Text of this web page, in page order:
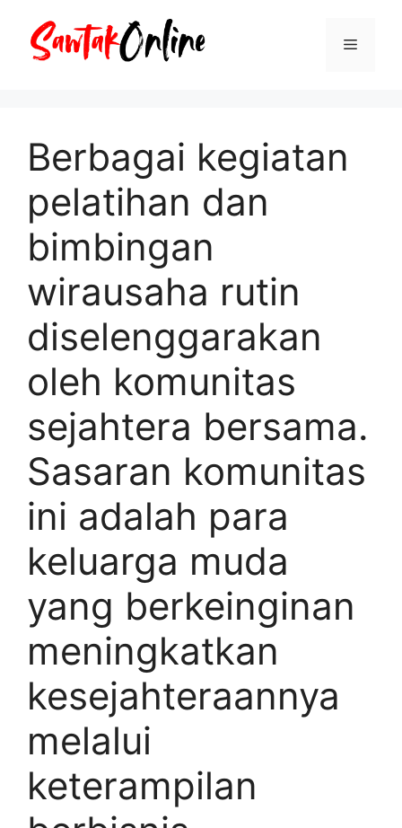
Menu
Berbagai kegiatan
pelatihan dan
bimbingan
wirausaha rutin
diselenggarakan
oleh komunitas
sejahtera bersama.
Sasaran komunitas
ini adalah para
keluarga muda
yang berkeinginan
meningkatkan
kesejahteraannya
melalui
keterampilan